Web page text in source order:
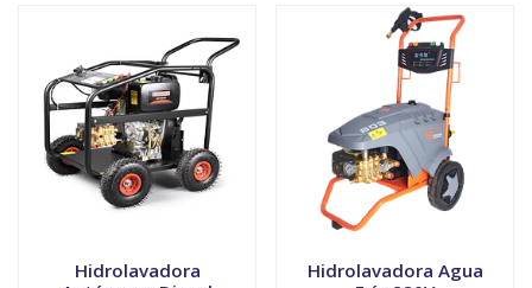
Hidrolavadora
Hidrolavadora Agua